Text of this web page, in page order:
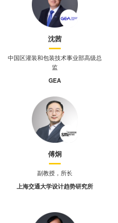
沈茜
中国区灌装和包装技术事业部高级总
监
GEA
傅炯
副教授，所长
上海交通大学设计趋势研究所